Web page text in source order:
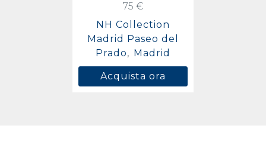
75 €
NH Collection
Madrid Paseo del
Prado
Madrid
Acquista ora